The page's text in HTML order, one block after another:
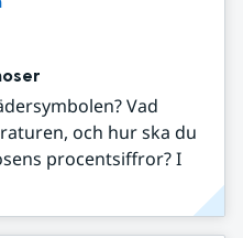
Vad
och hur ska du
procentsiffror? I